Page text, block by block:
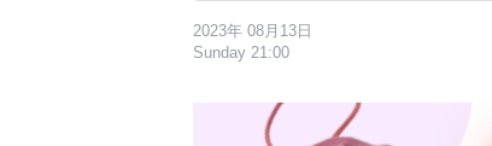
2023年 08月13日
Sunday 21:00